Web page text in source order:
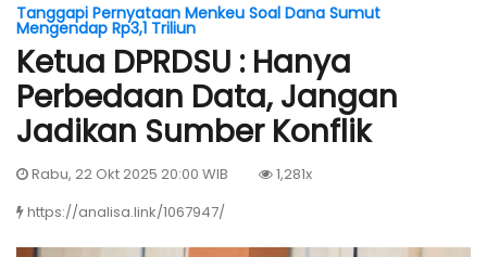
Tanggapi Pernyataan Menkeu Soal Dana Sumut
Mengendap Rp3,1 Triliun
Ketua DPRDSU : Hanya
Perbedaan Data, Jangan
Jadikan Sumber Konflik
Rabu, 22 Okt 2025 20:00 WIB
1,281x
https://analisa.link/1067947/